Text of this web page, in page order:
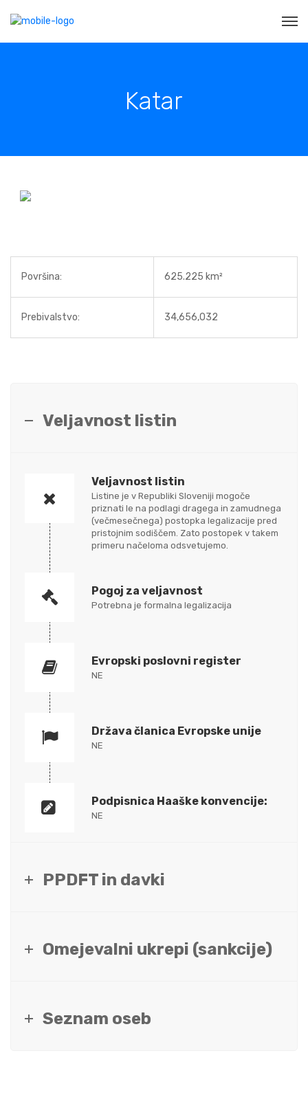
Katar
Površina: 625.225 km²
Prebivalstvo: 34,656,032
Veljavnost listin
Veljavnost listin
Listine je v Republiki Sloveniji mogoče
priznati le na podlagi dragega in zamudnega
(večmesečnega) postopka legalizacije pred
pristojnim sodiščem. Zato postopek v takem
primeru načeloma odsvetujemo.
Pogoj za veljavnost
Potrebna je formalna legalizacija
Evropski poslovni register
NE
Država članica Evropske unije
NE
Podpisnica Haaške konvencije:
NE
PPDFT in davki
Omejevalni ukrepi (sankcije)
Seznam oseb